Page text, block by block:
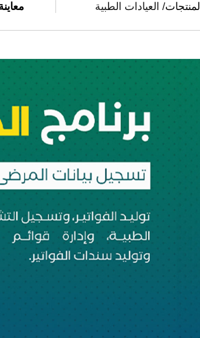
المنتجات/ العيادات الطبية